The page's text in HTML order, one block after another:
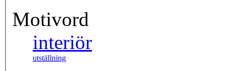
Motivord
interiör
utställning